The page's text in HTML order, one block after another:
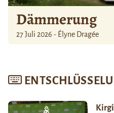
Dämmerung
27 Juli 2026 - Élyne Dragée